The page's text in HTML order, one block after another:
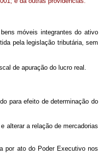
móveis integrantes do ativo
pela legislação tributária, sem
de apuração do lucro real.
para efeito de determinação do
alterar a relação de mercadorias
por ato do Poder Executivo nos